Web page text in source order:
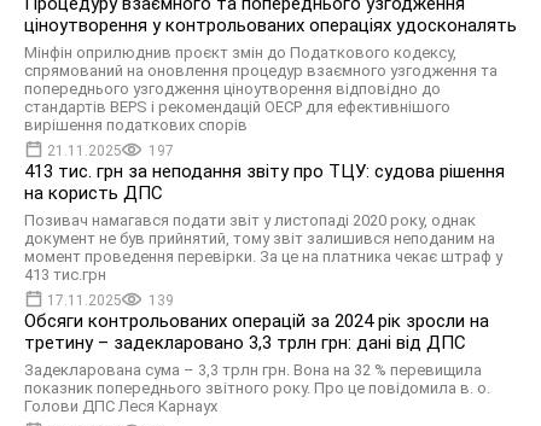
ціноутворення у контрольованих операціях удосконалять
Мінфін оприлюднив проєкт змін до Податкового кодексу,
спрямований на оновлення процедур взаємного узгодження та
попереднього узгодження ціноутворення відповідно до
стандартів BEPS і рекомендацій ОЕСР для ефективнішого
вирішення податкових спорів
21.11.2025 197
413 тис. грн за неподання звіту про ТЦУ: судова рішення
на користь ДПС
Позивач намагався подати звіт у листопаді 2020 року, однак
документ не був прийнятий, тому звіт залишився неподаним на
момент проведення перевірки. За це на платника чекає штраф у
413 тис.грн
17.11.2025 139
Обсяги контрольованих операцій за 2024 рік зросли на
третину – задекларовано 3,3 трлн грн: дані від ДПС
Задекларована сума – 3,3 трлн грн. Вона на 32 % перевищила
показник попереднього звітного року. Про це повідомила в. о.
Голови ДПС Леся Карнаух